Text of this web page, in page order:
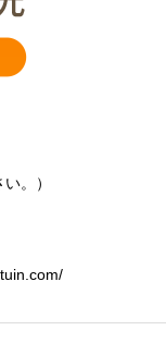
。）